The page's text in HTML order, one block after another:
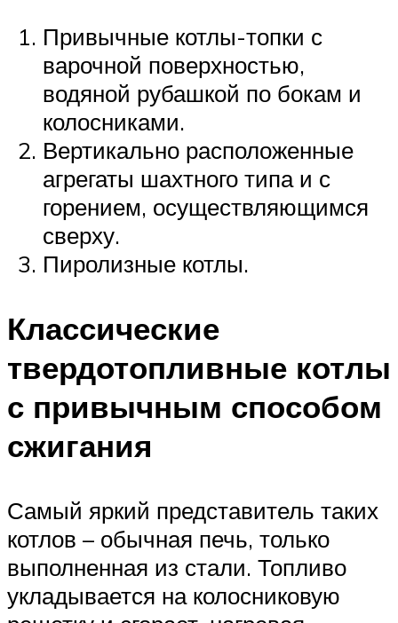
Привычные котлы-топки с
варочной поверхностью,
водяной рубашкой по бокам и
колосниками.
Вертикально расположенные
агрегаты шахтного типа и с
горением, осуществляющимся
сверху.
Пиролизные котлы.
Классические
твердотопливные котлы
с привычным способом
сжигания
Самый яркий представитель таких
котлов – обычная печь, только
выполненная из стали. Топливо
укладывается на колосниковую